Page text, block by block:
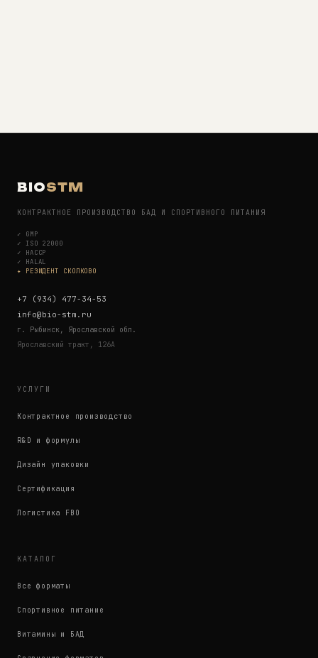
BIOSTM
КОНТРАКТНОЕ ПРОИЗВОДСТВО БАД И СПОРТИВНОГО ПИТАНИЯ
✓ GMP
✓ ISO 22000
✓ HACCP
✓ HALAL
✦ РЕЗИДЕНТ СКОЛКОВО
+7 (934) 477-34-53
info@bio-stm.ru
г. Рыбинск, Ярославской обл.
Ярославский тракт, 126А
УСЛУГИ
Контрактное производство
R&D и формулы
Дизайн упаковки
Сертификация
Логистика FBO
КАТАЛОГ
Все форматы
Спортивное питание
Витамины и БАД